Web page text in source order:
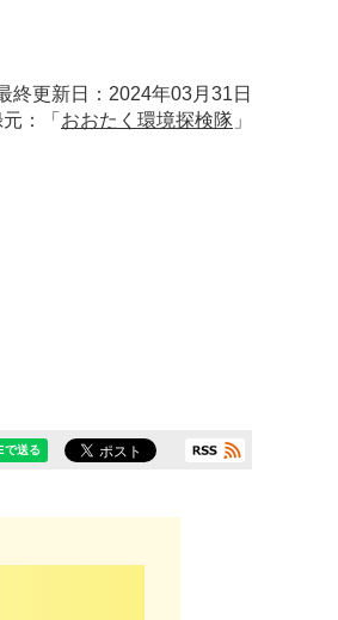
更新日：2024年03月31日
：「 おおたく環境探検隊 」